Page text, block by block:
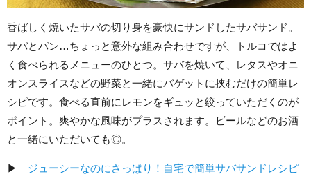
香ばしく焼いたサバの切り身を豪快にサンドしたサバサンド。
サバとパン…ちょっと意外な組み合わせですが、トルコではよ
く食べられるメニューのひとつ。サバを焼いて、レタスやオニ
オンスライスなどの野菜と一緒にバゲットに挟むだけの簡単レ
シピです。食べる直前にレモンをギュッと絞っていただくのが
ポイント。爽やかな風味がプラスされます。ビールなどのお酒
と一緒にいただいても◎。
▶ ジューシーなのにさっぱり！自宅で簡単サバサンドレシピ